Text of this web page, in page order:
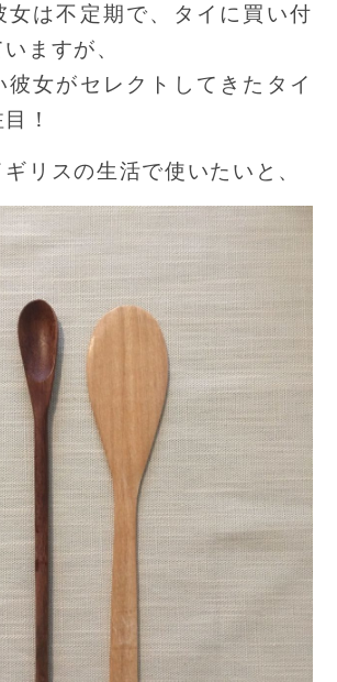
女は不定期で、タイに買い付
ますが、
彼女がセレクトしてきたタイ
！
リスの生活で使いたいと、